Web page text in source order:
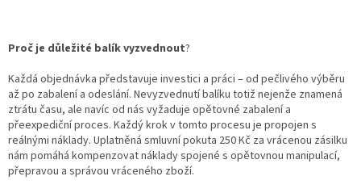
Proč je důležité balík vyzvednout?
Každá objednávka představuje investici a práci – od pečlivého výběru
až po zabalení a odeslání. Nevyzvednutí balíku totiž nejenže znamená
ztrátu času, ale navíc od nás vyžaduje opětovné zabalení a
přeexpediční proces. Každý krok v tomto procesu je propojen s
reálnými náklady. Uplatněná smluvní pokuta 250 Kč za vrácenou zásilku
nám pomáhá kompenzovat náklady spojené s opětovnou manipulací,
přepravou a správou vráceného zboží.